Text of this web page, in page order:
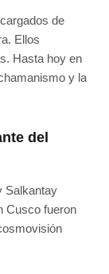
de
Ellos
Hasta hoy en
y la
del
Salkantay
Cusco fueron